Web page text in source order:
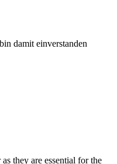
damit einverstanden
they are essential for the